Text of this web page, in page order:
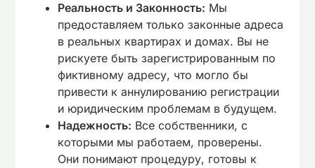
Реальность и Законность: Мы
предоставляем только законные адреса
в реальных квартирах и домах. Вы не
рискуете быть зарегистрированным по
фиктивному адресу, что могло бы
привести к аннулированию регистрации
и юридическим проблемам в будущем.
Надежность: Все собственники, с
которыми мы работаем, проверены.
Они понимают процедуру, готовы к